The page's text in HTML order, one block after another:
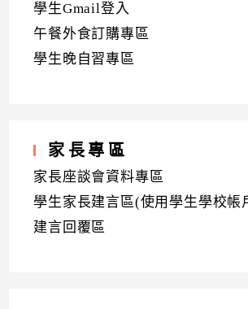
學生Gmail登入
午餐外食訂購專區
學生晚自習專區
家長專區
家長座談會資料專區
學生家長建言區(使用學生學校帳
建言回覆區